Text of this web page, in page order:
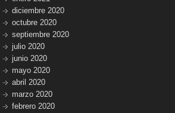
diciembre 2020
octubre 2020
septiembre 2020
julio 2020
junio 2020
mayo 2020
abril 2020
marzo 2020
febrero 2020